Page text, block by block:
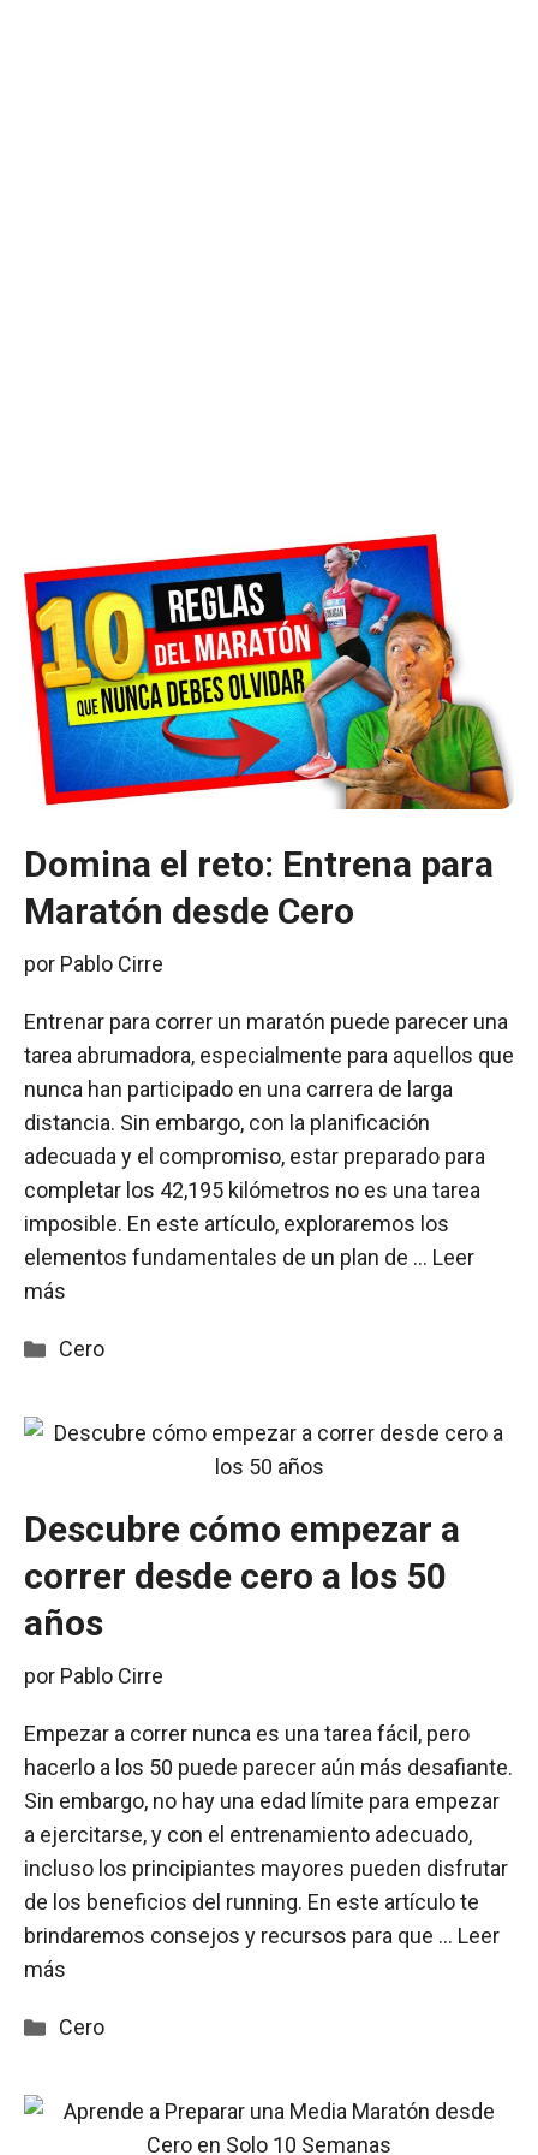
Domina el reto: Entrena para
Maratón desde Cero
por Pablo Cirre
Entrenar para correr un maratón puede parecer una
tarea abrumadora, especialmente para aquellos que
nunca han participado en una carrera de larga
distancia. Sin embargo, con la planificación
adecuada y el compromiso, estar preparado para
completar los 42,195 kilómetros no es una tarea
imposible. En este artículo, exploraremos los
elementos fundamentales de un plan de … Leer
más
Categorías
Cero
Descubre cómo empezar a
correr desde cero a los 50
años
por Pablo Cirre
Empezar a correr nunca es una tarea fácil, pero
hacerlo a los 50 puede parecer aún más desafiante.
Sin embargo, no hay una edad límite para empezar
a ejercitarse, y con el entrenamiento adecuado,
incluso los principiantes mayores pueden disfrutar
de los beneficios del running. En este artículo te
brindaremos consejos y recursos para que … Leer
más
Categorías
Cero